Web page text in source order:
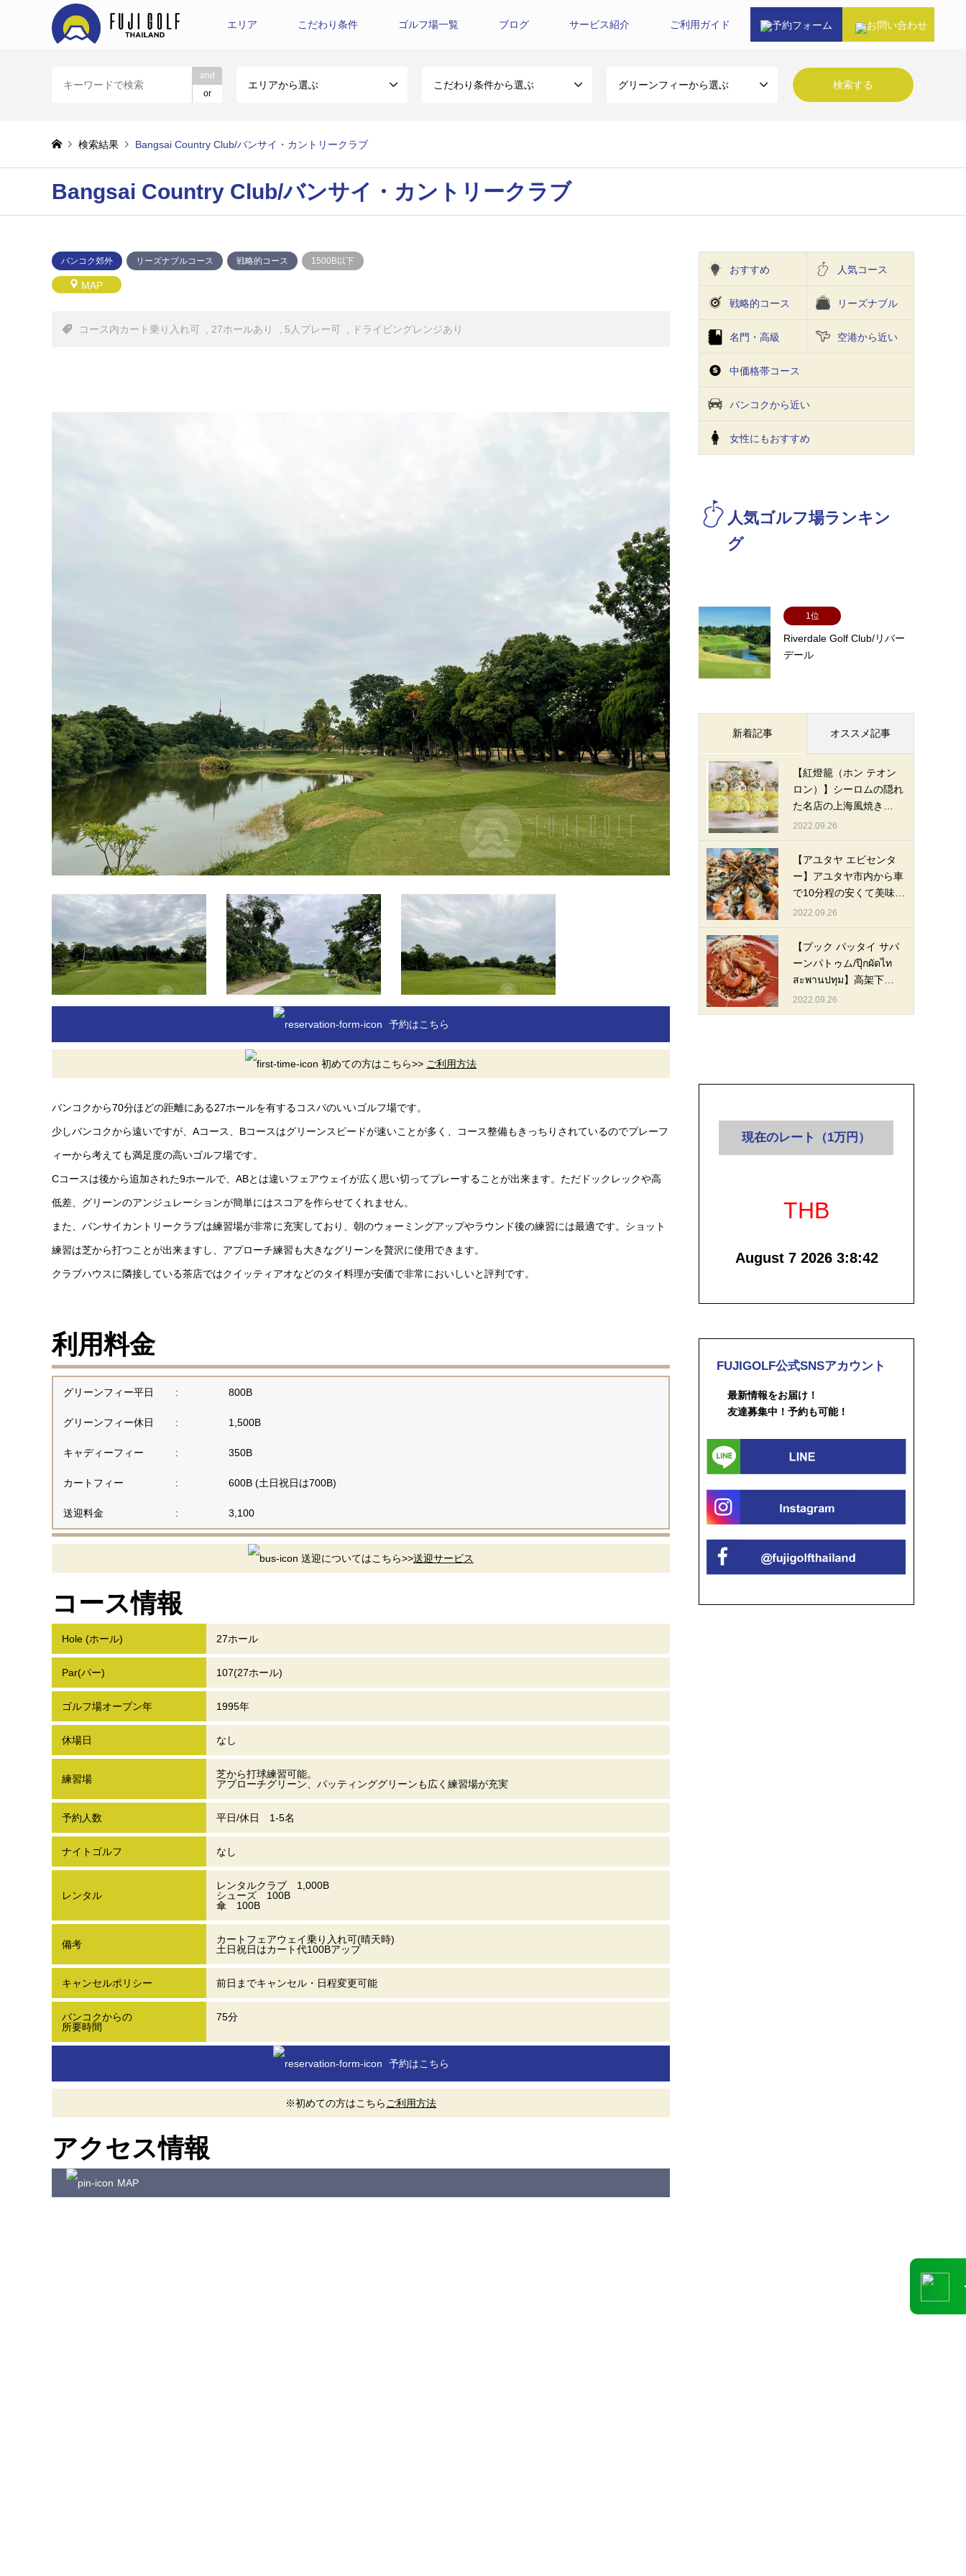
エリア こだわり条件 ゴルフ場一覧 ブログ サービス紹介 ご利⽤ガイド 予約フォーム お問い合わせ
and
or
エリアから選ぶ こだわり条件から選ぶ グリーンフィーから選ぶ
検索結果 Bangsai Country Club/バンサイ・カントリークラブ
Bangsai Country Club/バンサイ・カントリークラブ
バンコク郊外 リーズナブルコース 戦略的コース 1500B以下
MAP
コース内カート乗り入れ可 , 27ホールあり , 5人プレー可 , ドライビングレンジあり
予約はこちら
初めての方はこちら>> ご利用方法
バンコクから70分ほどの距離にある27ホールを有するコスパのいいゴルフ場です。
少しバンコクから遠いですが、Aコース、Bコースはグリーンスピードが速いことが多く、コース整備もきっちりされているのでプレーフ
ィーから考えても満足度の高いゴルフ場です。
Cコースは後から追加された9ホールで、ABとは違いフェアウェイが広く思い切ってプレーすることが出来ます。ただドックレックや高
低差、グリーンのアンジュレーションが簡単にはスコアを作らせてくれません。
また、バンサイカントリークラブは練習場が非常に充実しており、朝のウォーミングアップやラウンド後の練習には最適です。ショット
練習は芝から打つことが出来ますし、アプローチ練習も大きなグリーンを贅沢に使用できます。
クラブハウスに隣接している茶店ではクイッティアオなどのタイ料理が安価で非常においしいと評判です。
利用料金
グリーンフィー平日 : 800B
グリーンフィー休日 : 1,500B
キャディーフィー : 350B
カートフィー : 600B (土日祝日は700B)
送迎料金 : 3,100
送迎についてはこちら>>送迎サービス
コース情報
Hole (ホール) 27ホール
Par(パー) 107(27ホール)
ゴルフ場オープン年 1995年
休場日 なし
練習場
芝から打球練習可能。
アプローチグリーン、パッティンググリーンも広く練習場が充実
予約人数 平日/休日 1-5名
ナイトゴルフ なし
レンタル
レンタルクラブ 1,000B
シューズ 100B
傘 100B
備考
カートフェアウェイ乗り入れ可(晴天時)
土日祝日はカート代100Bアップ
キャンセルポリシー 前日までキャンセル・日程変更可能
バンコクからの
所要時間
75分
予約はこちら
※初めての方はこちら ご利用方法
アクセス情報
MAP
おすすめ 人気コース
戦略的コース リーズナブル
名門・高級 空港から近い
中価格帯コース
バンコクから近い
⼥性にもおすすめ
人気ゴルフ場ランキン
グ
1位
Riverdale Golf Club/リバー
デール
新着記事 オススメ記事
【紅燈籠（ホン テオン
ロン）】シーロムの隠れ
た名店の上海風焼き…
2022.09.26
【アユタヤ エビセンタ
ー】アユタヤ市内から車
で10分程の安くて美味…
2022.09.26
【プック パッタイ サパ
ーンパトゥム/ปุ๊กผัดไท
สะพานปทุม】高架下…
2022.09.26
現在のレート（1万円）
THB
August 7 2026 3:8:42
FUJIGOLF公式SNSアカウント
最新情報をお届け！
友達募集中！予約も可能！